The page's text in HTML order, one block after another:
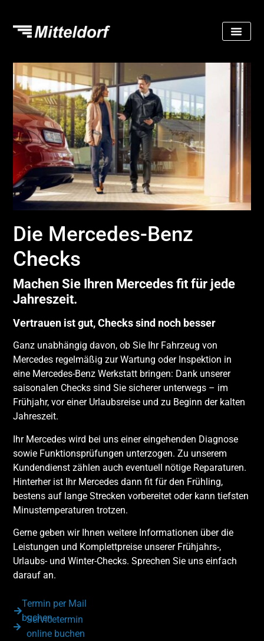
Die Mercedes-Benz
Checks
Machen Sie Ihren Mercedes fit für jede
Jahreszeit.
Vertrauen ist gut, Checks sind noch besser
Ganz unabhängig davon, ob Sie Ihr Fahrzeug von
Mercedes regelmäßig zur Wartung oder Inspektion in
eine Mercedes-Benz Werkstatt bringen: Dank unserer
saisonalen Checks sind Sie sicherer unterwegs – im
Frühjahr, vor einer Urlaubsreise und zu Beginn der kalten
Jahreszeit.
Ihr Mercedes wird bei uns einer eingehenden Diagnose
sowie Funktionsprüfungen unterzogen. Zu unserem
Kundendienst zählen auch eventuell nötige Reparaturen.
Hinterher ist Ihr Mercedes dann fit für den Frühling,
bestens auf lange Strecken vorbereitet oder kann tiefsten
Minustemperaturen trotzen.
Gerne geben wir Ihnen weitere Informationen über die
Leistungen und Komplettpreise unserer Frühjahrs-,
Urlaubs- und Winter-Checks. Sprechen Sie uns einfach
darauf an.
Termin per Mail
buchen
Servicetermin
online buchen